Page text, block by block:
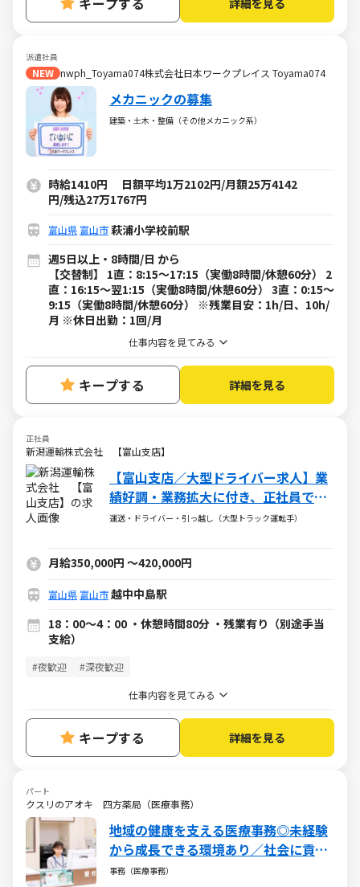
派遣社員
NEW nwph_Toyama074株式会社日本ワークプレイス Toyama074
メカニックの募集
建築・土木・整備（その他メカニック系）
時給1410円 日額平均1万2102円/月額25万4142
円/残込27万1767円
富山県 富山市萩浦小学校前駅
週5日以上・8時間/日 から
【交替制】 1直：8:15～17:15（実働8時間/休憩60分） 2
直：16:15～翌1:15（実働8時間/休憩60分） 3直：0:15～
9:15（実働8時間/休憩60分） ※残業目安：1h/日、10h/
月 ※休日出勤：1回/月
仕事内容を見てみる
キープする 詳細を見る
正社員
新潟運輸株式会社 【富山支店】
【富山支店／大型ドライバー求人】業
績好調・業務拡大に付き、正社員での
募集を推進中！
運送・ドライバー・引っ越し（大型トラック運転手）
月給350,000円 ～420,000円
富山県 富山市越中中島駅
18：00～4：00 ・休憩時間80分 ・残業有り（別途手当
支給）
#夜歓迎 #深夜歓迎
仕事内容を見てみる
キープする 詳細を見る
パート
クスリのアオキ 四方薬局（医療事務）
地域の健康を支える医療事務◎未経験
から成長できる環境あり／社会に貢献
できるやりがいある仕事／週5日・1日
事務（医療事務）